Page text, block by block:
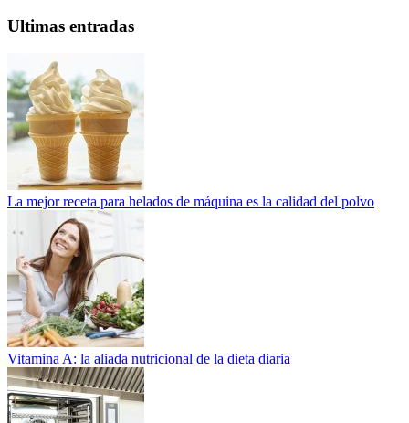
Ultimas entradas
La mejor receta para helados de máquina es la calidad del polvo
Vitamina A: la aliada nutricional de la dieta diaria